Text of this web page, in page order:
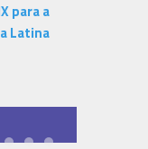
para a
Latina